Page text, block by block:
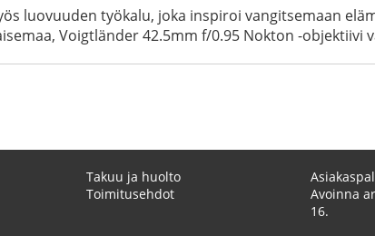
luovuuden työkalu, joka inspiroi vangitsemaan
Voigtländer 42.5mm f/0.95 Nokton -
Takuu ja huolto
Toimitusehdot
Avoinna
16.